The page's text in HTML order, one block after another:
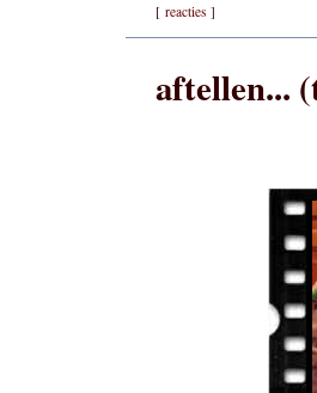
[ reacties ]
aftellen...